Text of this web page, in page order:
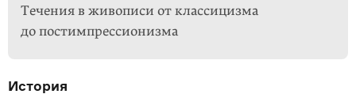
Течения в живописи от классицизма
до постимпрессионизма
История